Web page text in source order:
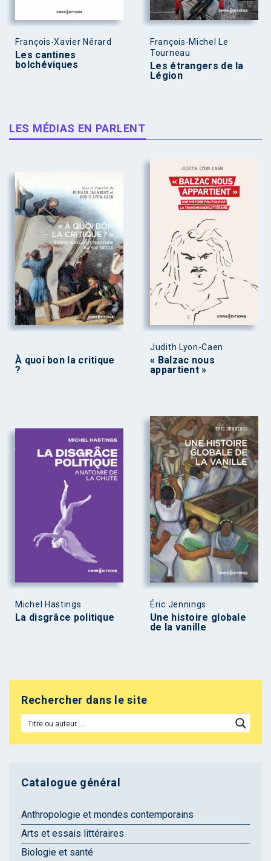
François-Xavier Nérard
Les cantines
bolchéviques
François-Michel Le
Tourneau
Les étrangers de la
Légion
LES MÉDIAS EN PARLENT
À quoi bon la critique
?
Judith Lyon-Caen
« Balzac nous
appartient »
Michel Hastings
La disgrâce politique
Éric Jennings
Une histoire globale
de la vanille
Rechercher dans le site
Catalogue général
Anthropologie et mondes contemporains
Arts et essais littéraires
Biologie et santé